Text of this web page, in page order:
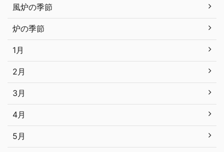
風炉の季節
炉の季節
1月
2月
3月
4月
5月